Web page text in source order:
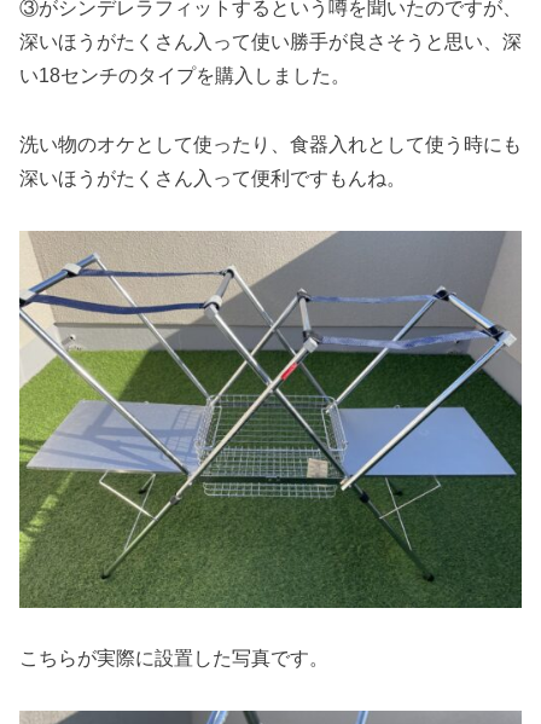
③がシンデレラフィットするという噂を聞いたのですが、
深いほうがたくさん入って使い勝手が良さそうと思い、深
い18センチのタイプを購入しました。
洗い物のオケとして使ったり、食器入れとして使う時にも
深いほうがたくさん入って便利ですもんね。
こちらが実際に設置した写真です。